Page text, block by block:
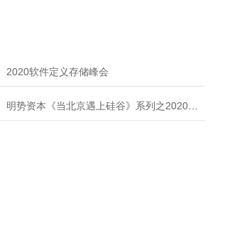
2020软件定义存储峰会
明势资本《当北京遇上硅谷》系列之2020年度开源峰会